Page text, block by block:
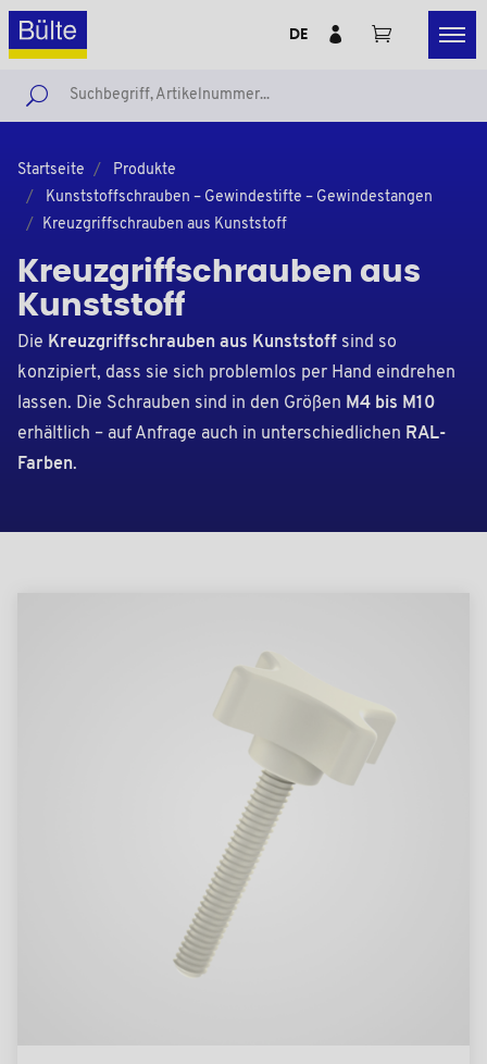
DE
Startseite
Produkte
Kunststoffschrauben – Gewindestifte – Gewindestangen
Kreuzgriffschrauben aus Kunststoff
Kreuzgriffschrauben aus
Kunststoff
Die Kreuzgriffschrauben aus Kunststoff sind so
konzipiert, dass sie sich problemlos per Hand eindrehen
lassen. Die Schrauben sind in den Größen M4 bis M10
erhältlich – auf Anfrage auch in unterschiedlichen RAL-
Farben.